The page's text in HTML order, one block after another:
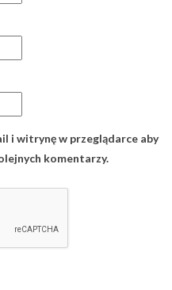
i witrynę w przeglądarce aby
komentarzy.